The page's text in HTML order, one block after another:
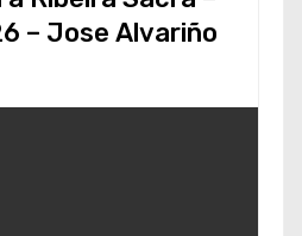
– Jose Alvariño